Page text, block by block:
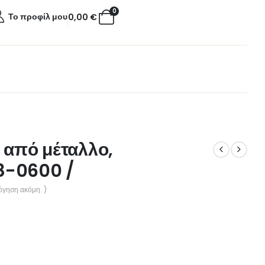
Το προφίλ μου 0
0,00 €
μέταλλο,
0600 /
ακόμη. )